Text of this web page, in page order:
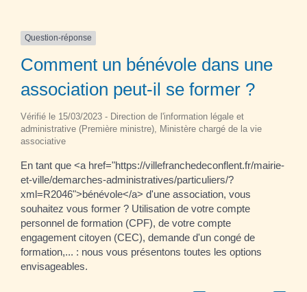
Question-réponse
Comment un bénévole dans une
association peut-il se former ?
Vérifié le 15/03/2023 - Direction de l'information légale et
administrative (Première ministre), Ministère chargé de la vie
associative
En tant que <a href="https://villefranchedeconflent.fr/mairie-
et-ville/demarches-administratives/particuliers/?
xml=R2046">bénévole</a> d'une association, vous
souhaitez vous former ? Utilisation de votre compte
personnel de formation (CPF), de votre compte
engagement citoyen (CEC), demande d'un congé de
formation,... : nous vous présentons toutes les options
envisageables.